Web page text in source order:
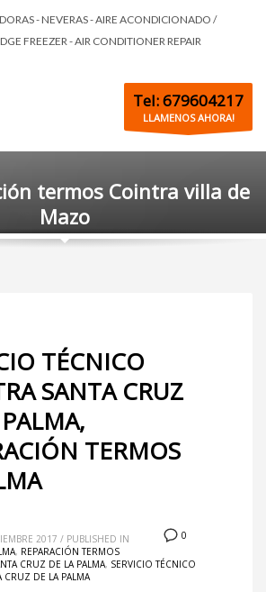
- NEVERAS - AIRE ACONDICIONADO /
FREEZER - AIR CONDITIONER REPAIR
Tel: 679604217
LLAMENOS AHORA!
termos Cointra villa de
Mazo
TÉCNICO
SANTA CRUZ
TERMOS
0
2017 / PUBLISHED IN
, REPARACIÓN TERMOS
CRUZ DE LA PALMA, SERVICIO TÉCNICO
CRUZ DE LA PALMA